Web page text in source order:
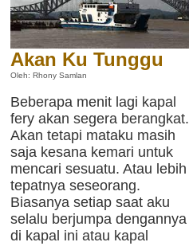
Akan Ku Tunggu
Oleh: Rhony Samlan
Beberapa menit lagi kapal
fery akan segera berangkat.
Akan tetapi mataku masih
saja kesana kemari untuk
mencari sesuatu. Atau lebih
tepatnya seseorang.
Biasanya setiap saat aku
selalu berjumpa dengannya
di kapal ini atau kapal